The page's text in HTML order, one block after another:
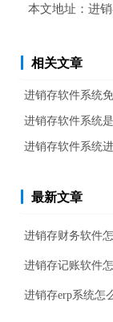
本文地址： 进
相关文章
进销存软件系统
进销存软件系统
进销存软件系统
最新文章
进销存财务软件
进销存记账软件
进销存erp系统怎